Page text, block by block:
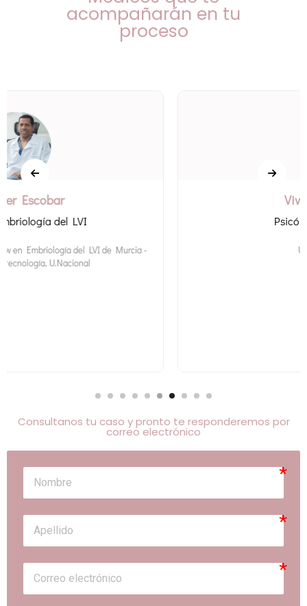
acompañarán en tu
proceso
U. Luis Amigo
Consultanos tu caso y pronto te responderemos por
correo electrónico